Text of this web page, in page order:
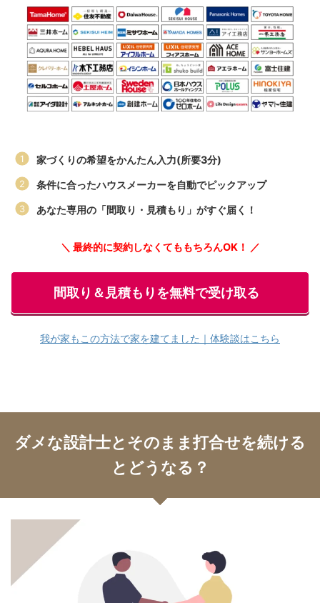
家づくりの希望をかんたん入力(所要3分)
条件に合ったハウスメーカーを自動でピックアップ
あなた専用の「間取り・見積もり」がすぐ届く！
＼ 最終的に契約しなくてももちろんOK！ ／
間取り＆見積もりを無料で受け取る
我が家もこの方法で家を建てました｜体験談はこちら
ダメな設計士とそのまま打合せを続ける
とどうなる？